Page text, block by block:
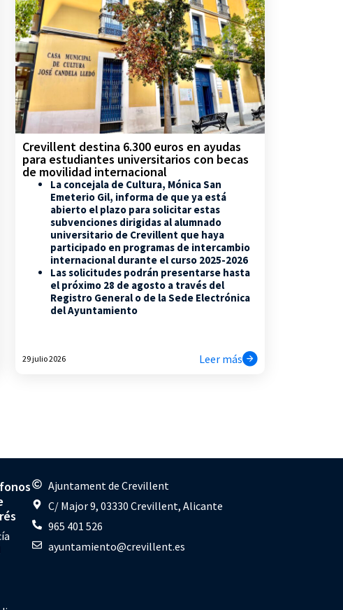
Crevillent destina 6.300 euros en ayudas
para estudiantes universitarios con becas
de movilidad internacional
La concejala de Cultura, Mónica San
Emeterio Gil, informa de que ya está
abierto el plazo para solicitar estas
subvenciones dirigidas al alumnado
universitario de Crevillent que haya
participado en programas de intercambio
internacional durante el curso 2025-2026
Las solicitudes podrán presentarse hasta
el próximo 28 de agosto a través del
Registro General o de la Sede Electrónica
del Ayuntamiento
29 julio 2026 Leer más
Ajuntament de Crevillent
C/ Major 9, 03330 Crevillent, Alicante
965 401 526
ayuntamiento@crevillent.es